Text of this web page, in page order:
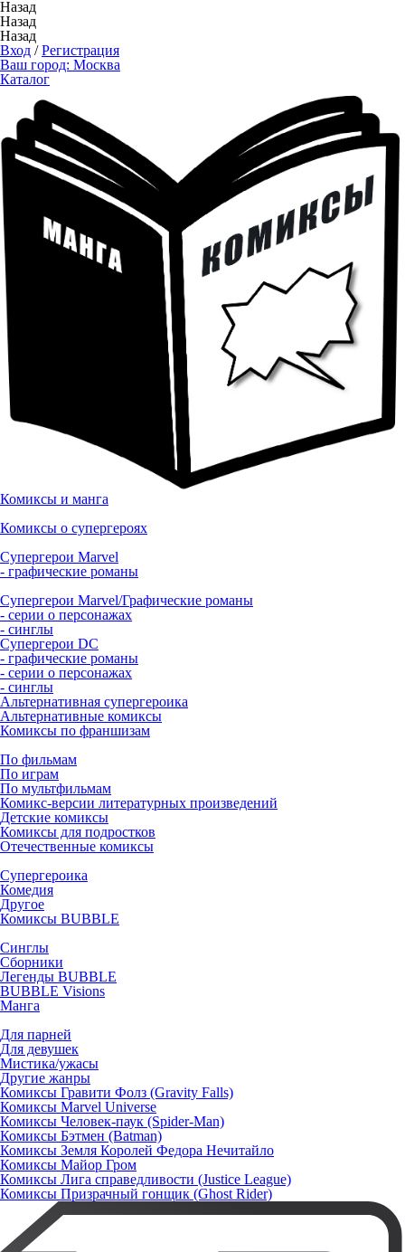
Назад
Назад
Назад
Вход /Регистрация
Ваш город: Москва
Каталог
Комиксы и манга
Комиксы о супергероях
Супергерои Marvel
- графические романы
Супергерои Marvel/Графические романы
- серии о персонажах
- синглы
Супергерои DC
- графические романы
- серии о персонажах
- синглы
Альтернативная супергероика
Альтернативные комиксы
Комиксы по франшизам
По фильмам
По играм
По мультфильмам
Комикс-версии литературных произведений
Детские комиксы
Комиксы для подростков
Отечественные комиксы
Супергероика
Комедия
Другое
Комиксы BUBBLE
Синглы
Сборники
Легенды BUBBLE
BUBBLE Visions
Манга
Для парней
Для девушек
Мистика/ужасы
Другие жанры
Комиксы Гравити Фолз (Gravity Falls)
Комиксы Marvel Universe
Комиксы Человек-паук (Spider-Man)
Комиксы Бэтмен (Batman)
Комиксы Земля Королей Федора Нечитайло
Комиксы Майор Гром
Комиксы Лига справедливости (Justice League)
Комиксы Призрачный гонщик (Ghost Rider)